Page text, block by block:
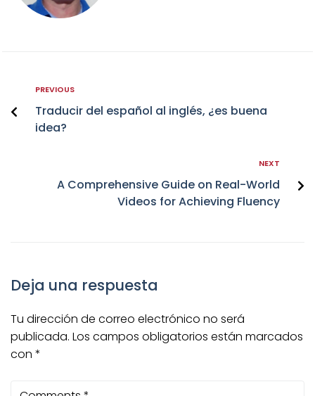
PREVIOUS
Traducir del español al inglés, ¿es buena
idea?
NEXT
A Comprehensive Guide on Real-World
Videos for Achieving Fluency
Deja una respuesta
Tu dirección de correo electrónico no será
publicada. Los campos obligatorios están marcados
con *